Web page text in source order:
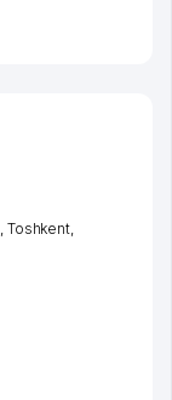
, Toshkent,